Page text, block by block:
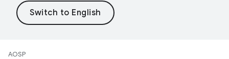
AOSP